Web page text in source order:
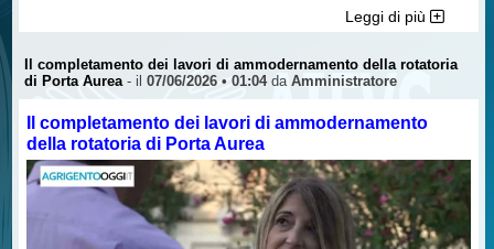
Leggi di più
Il completamento dei lavori di ammodernamento della rotatoria
di Porta Aurea - il 07/06/2026 • 01:04da Amministratore
Il completamento dei lavori di ammodernamento
della rotatoria di Porta Aurea